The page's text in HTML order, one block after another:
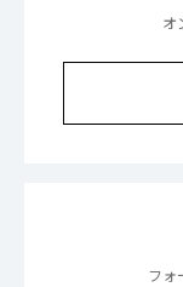
オ
フォ